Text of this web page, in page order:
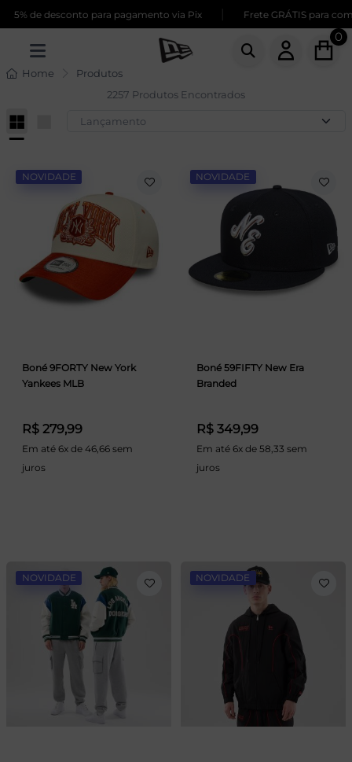
desconto para pagamento via Pix | Frete GRÁTIS para compras
0
Home Produtos
2257 Produtos Encontrados
NOVIDADE
Boné 9FORTY New York
Yankees MLB
R$ 279,99
Em até 6x de 46,66 sem
juros
NOVIDADE
Boné 59FIFTY New Era
Branded
R$ 349,99
Em até 6x de 58,33 sem
juros
NOVIDADE NOVIDADE